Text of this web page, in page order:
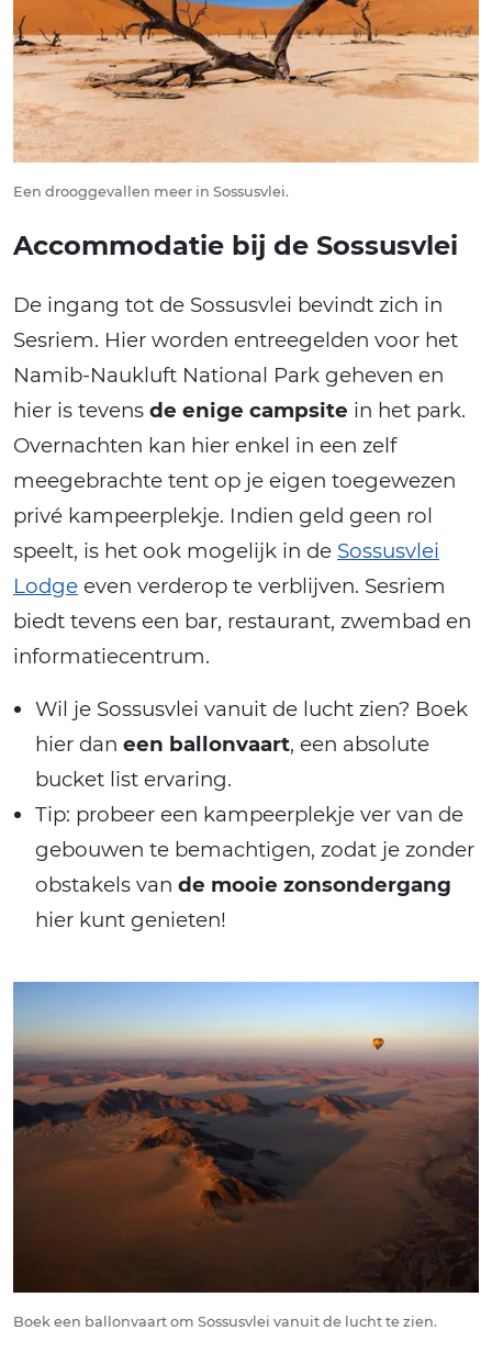
Een drooggevallen meer in Sossusvlei.
Accommodatie bij de Sossusvlei
De ingang tot de Sossusvlei bevindt zich in
Sesriem. Hier worden entreegelden voor het
Namib-Naukluft National Park geheven en
hier is tevens de enige campsite in het park.
Overnachten kan hier enkel in een zelf
meegebrachte tent op je eigen toegewezen
privé kampeerplekje. Indien geld geen rol
speelt, is het ook mogelijk in de Sossusvlei
Lodge even verderop te verblijven. Sesriem
biedt tevens een bar, restaurant, zwembad en
informatiecentrum.
Wil je Sossusvlei vanuit de lucht zien? Boek
hier dan een ballonvaart, een absolute
bucket list ervaring.
Tip: probeer een kampeerplekje ver van de
gebouwen te bemachtigen, zodat je zonder
obstakels van de mooie zonsondergang
hier kunt genieten!
Boek een ballonvaart om Sossusvlei vanuit de lucht te zien.